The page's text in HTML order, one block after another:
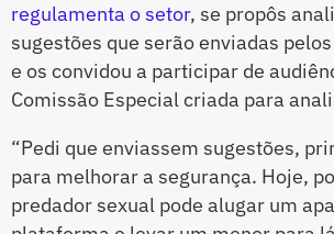
regulamenta o setor, se propôs
sugestões que serão enviadas
e os convidou a participar de
Comissão Especial criada para
“Pedi que enviassem sugestões,
para melhorar a segurança. Hoje,
predador sexual pode alugar um